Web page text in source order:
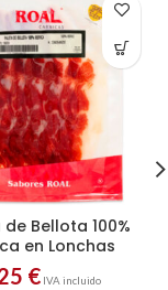
Bellota 100%
en Lonchas
€ IVA incluido